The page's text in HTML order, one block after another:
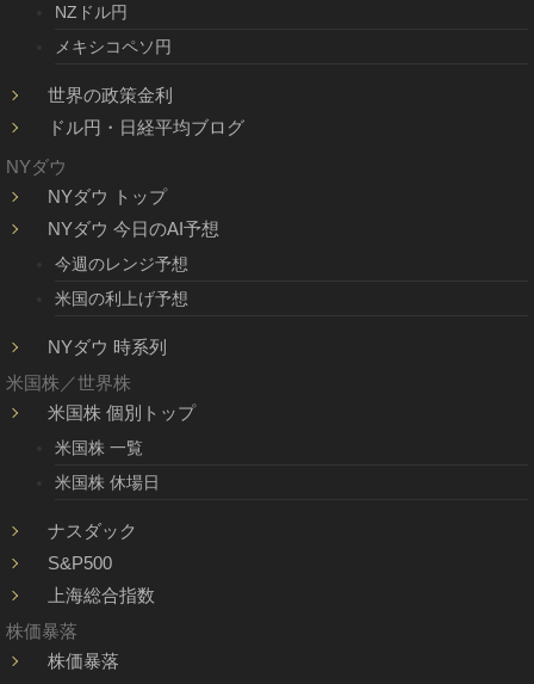
NZドル円
メキシコペソ円
世界の政策金利
ドル円・日経平均ブログ
NYダウ
NYダウ トップ
NYダウ 今日のAI予想
今週のレンジ予想
米国の利上げ予想
NYダウ 時系列
米国株／世界株
米国株 個別トップ
米国株 一覧
米国株 休場日
ナスダック
S&P500
上海総合指数
株価暴落
株価暴落